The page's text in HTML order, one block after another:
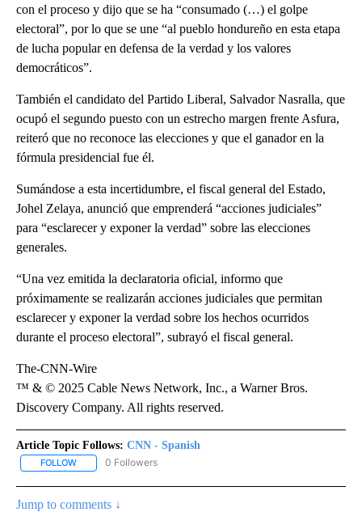
con el proceso y dijo que se ha “consumado (…) el golpe
electoral”, por lo que se une “al pueblo hondureño en esta etapa
de lucha popular en defensa de la verdad y los valores
democráticos”.
También el candidato del Partido Liberal, Salvador Nasralla, que
ocupó el segundo puesto con un estrecho margen frente Asfura,
reiteró que no reconoce las elecciones y que el ganador en la
fórmula presidencial fue él.
Sumándose a esta incertidumbre, el fiscal general del Estado,
Johel Zelaya, anunció que emprenderá “acciones judiciales”
para “esclarecer y exponer la verdad” sobre las elecciones
generales.
“Una vez emitida la declaratoria oficial, informo que
próximamente se realizarán acciones judiciales que permitan
esclarecer y exponer la verdad sobre los hechos ocurridos
durante el proceso electoral”, subrayó el fiscal general.
The-CNN-Wire
™ & © 2025 Cable News Network, Inc., a Warner Bros.
Discovery Company. All rights reserved.
Article Topic Follows: CNN - Spanish
FOLLOW FOLLOW "CNN - SPANISH" TO RECEIVE NOTIFICATIONS ABOUT
0 Followers
Jump to comments ↓